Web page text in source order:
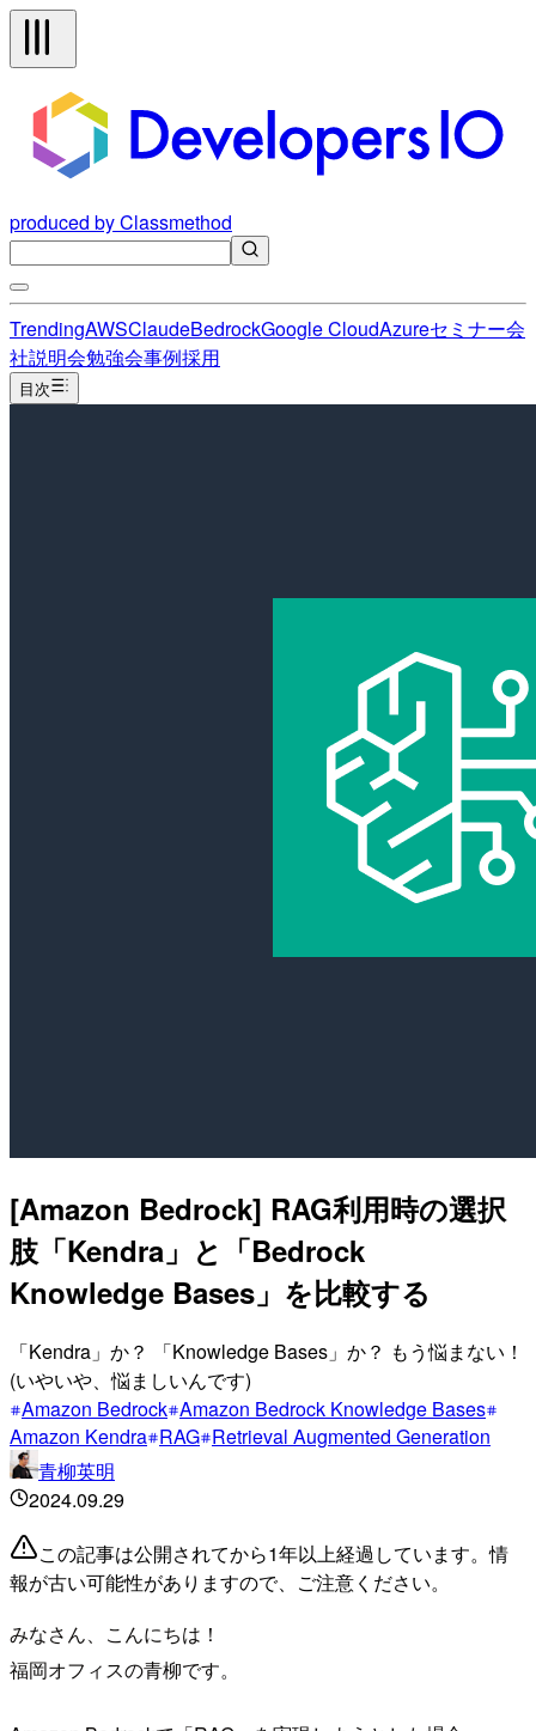
produced by Classmethod
TrendingAWSClaudeBedrockGoogle CloudAzureセミナー会
社説明会勉強会事例採用
目次
[Amazon Bedrock] RAG利用時の選択
肢「Kendra」と「Bedrock
Knowledge Bases」を比較する
「Kendra」か？ 「Knowledge Bases」か？ もう悩まない！
(いやいや、悩ましいんです)
Amazon Bedrock Amazon Bedrock Knowledge Bases
Amazon Kendra RAG Retrieval Augmented Generation
青柳英明
2024.09.29
この記事は公開されてから1年以上経過しています。情
報が古い可能性がありますので、ご注意ください。
みなさん、こんにちは！
福岡オフィスの青柳です。